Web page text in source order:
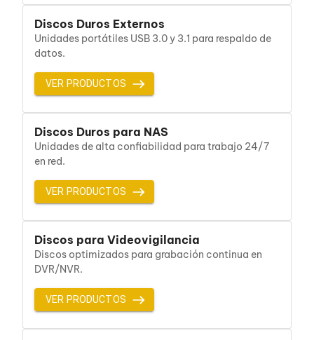
Cables Coaxiales
Accesorios para Cables
Jacks de Red
Conectores
Tapas y Cajas
Herramientas para Cables
Pinzas Ponchadoras
Probadores de Cable
Cortadoras de Cable
Protectores para Cables
Cables para Impresoras
Cableado Estructurado
Sujetadores de Cables
Adaptadores
Adaptadores PC
Adaptadores PC USB
Adaptadores PC Serial
Adaptadores PC IDE
Adaptadores PC Teclado
Bluetooth
Discos Duros Externos
Unidades portátiles USB 3.0 y 3.1 para respaldo de
datos.
VER PRODUCTOS
Discos Duros para NAS
Unidades de alta confiabilidad para trabajo 24/7
en red.
VER PRODUCTOS
Discos para Videovigilancia
Discos optimizados para grabación continua en
DVR/NVR.
VER PRODUCTOS